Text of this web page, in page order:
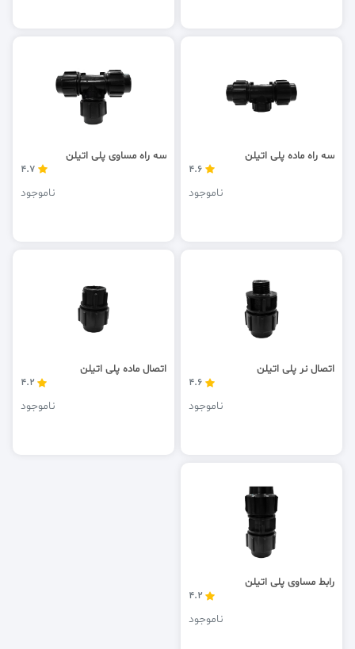
سه راه ماده پلی اتیلن
4.6
ناموجود
سه راه مساوی پلی اتیلن
4.7
ناموجود
اتصال نر پلی اتیلن
4.6
ناموجود
اتصال ماده پلی اتیلن
4.2
ناموجود
رابط مساوی پلی اتیلن
4.2
ناموجود